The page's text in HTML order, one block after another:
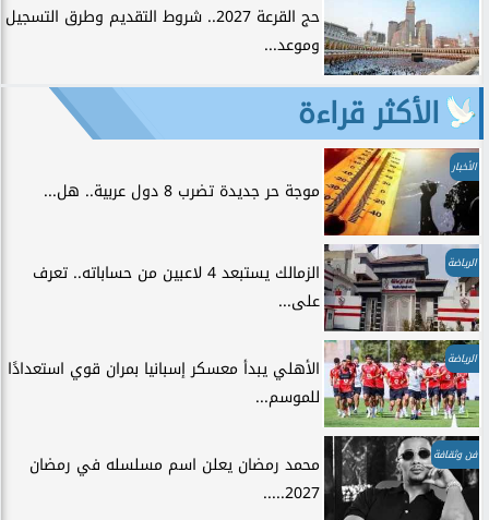
حج القرعة 2027.. شروط التقديم وطرق التسجيل
وموعد...
الأكثر قراءة
الأخبار
موجة حر جديدة تضرب 8 دول عربية.. هل...
الرياضة
الزمالك يستبعد 4 لاعبين من حساباته.. تعرف
على...
الرياضة
الأهلي يبدأ معسكر إسبانيا بمران قوي استعدادًا
للموسم...
فن وثقافة
محمد رمضان يعلن اسم مسلسله في رمضان
2027.....